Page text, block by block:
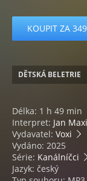
KOUPIT ZA
DĚTSKÁ BELETRIE
Délka: 1 h 49 min
Interpret: Jan
Vydavatel: Voxi
Vydáno: 2025
Série: Kanálníčci
Jazyk: český